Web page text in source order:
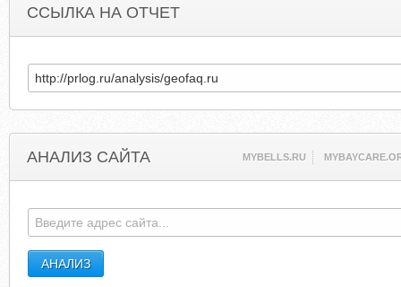
ССЫЛКА НА ОТЧЕТ
АНАЛИЗ САЙТА MYBELLS.RU